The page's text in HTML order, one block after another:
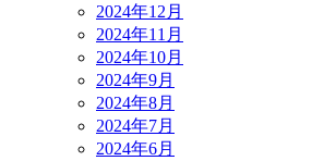
2024年12月
2024年11月
2024年10月
2024年9月
2024年8月
2024年7月
2024年6月